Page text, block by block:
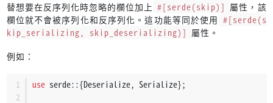
替想要在反序列化時忽略的欄位加上 #[serde(skip)] 屬性，該
欄位就不會被序列化和反序列化。這功能等同於使用 #[serde(s
kip_serializing, skip_deserializing)] 屬性。
例如：
use serde::{Deserialize, Serialize};